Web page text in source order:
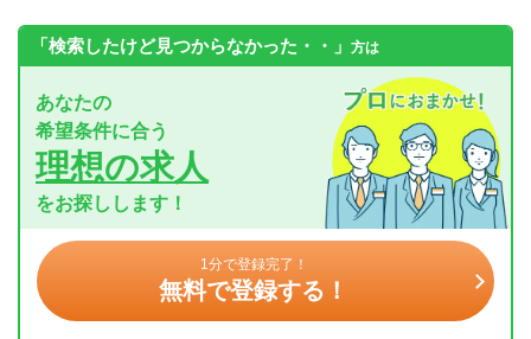
「検索したけど見つからなかった・・」 方は
あなたの
希望条件に合う
理想の求人
をお探しします！
1分で登録完了！
無料で登録する！